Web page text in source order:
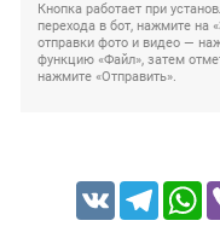
Кнопка работает при
перехода в бот, нажмите на
отправки фото и видео —
функцию «Файл», затем
нажмите «Отправить».
VK